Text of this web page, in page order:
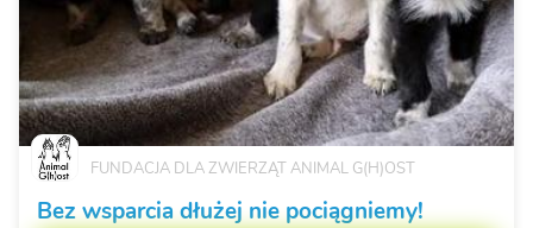
FUNDACJA DLA ZWIERZĄT ANIMAL G(H)OST
Bez wsparcia dłużej nie pociągniemy!